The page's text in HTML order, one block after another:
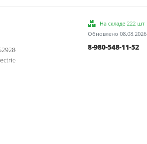
На складе 222 шт
Обновлено 08.08.2026
8-980-548-11-52